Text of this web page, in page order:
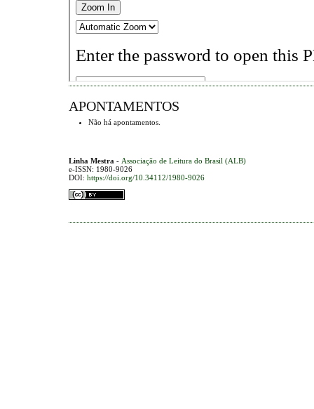
APONTAMENTOS
Não há apontamentos.
Linha Mestra - Associação de Leitura do Brasil (ALB)
e-ISSN: 1980-9026
DOI: https://doi.org/10.34112/1980-9026